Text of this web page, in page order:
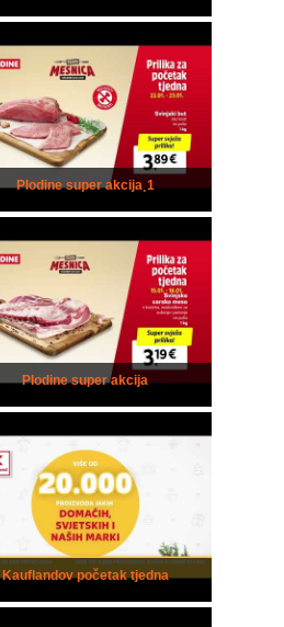
Plodine super akcija¸1
Plodine super akcija
Kauflandov početak tjedna